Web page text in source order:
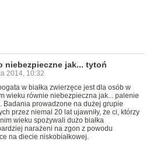
niebezpieczne jak... tytoń
2014, 10:32
w białka zwierzęce jest dla osób w
wieku równie niebezpieczna jak... palenie
Badania prowadzone na dużej grupie
przez niemal 20 lat ujawniły, że ci, którzy
wieku spożywali dużo białka
narażeni na zgon z powodu
na diecie niskobiałkowej.